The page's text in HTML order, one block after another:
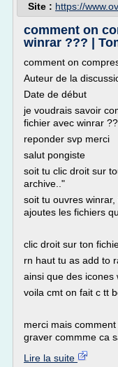
Site : https://
comment on
winrar ??? |
comment on
Auteur de la
Date de début
je voudrais savoir
fichier avec winrar
reponder svp merci
salut pongiste
soit tu clic droit sur
archive.."
soit tu ouvres
ajoutes les fichiers
clic droit sur ton
rn haut tu as add to
ainsi que des icones
voila cmt on fait c tt
merci mais
graver commme ca
Lire la suite